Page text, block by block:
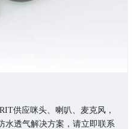
供应咪头、喇叭、麦克风，
水透气解决方案，请立即联系